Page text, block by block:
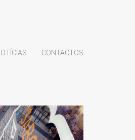
CONTACTOS